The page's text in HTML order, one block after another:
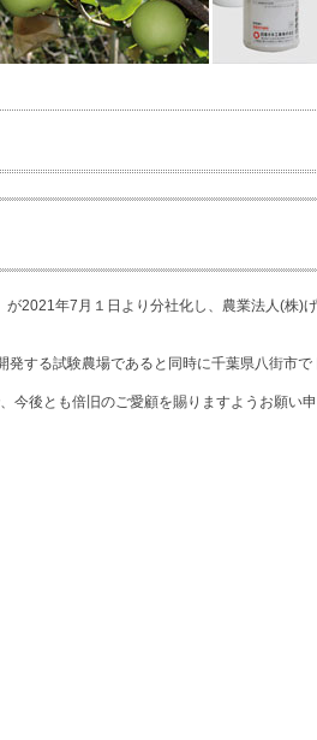
2021年7月１日より分社化し、農業法人(株)
する試験農場であると同時に千葉県八街市
後とも倍旧のご愛顧を賜りますようお願い申